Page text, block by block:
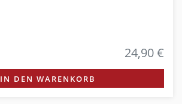
24,90 €
IN DEN WARENKORB